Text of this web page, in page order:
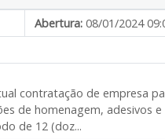
Abertura: 08/01/2024
contratação de empresa
de homenagem, adesivos
de 12 (doz...